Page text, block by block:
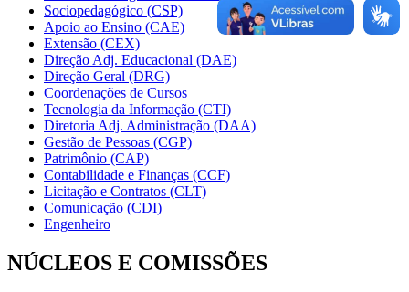
Sociopedagógico (CSP)
Apoio ao Ensino (CAE)
Extensão (CEX)
Direção Adj. Educacional (DAE)
Direção Geral (DRG)
Coordenações de Cursos
Tecnologia da Informação (CTI)
Diretoria Adj. Administração (DAA)
Gestão de Pessoas (CGP)
Patrimônio (CAP)
Contabilidade e Finanças (CCF)
Licitação e Contratos (CLT)
Comunicação (CDI)
Engenheiro
NÚCLEOS E COMISSÕES